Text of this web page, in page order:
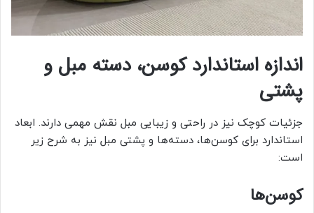
اندازه استاندارد کوسن، دسته مبل و
پشتی
جزئیات کوچک نیز در راحتی و زیبایی مبل نقش مهمی دارند. ابعاد
استاندارد برای کوسن‌ها، دسته‌ها و پشتی مبل نیز به شرح زیر
است:
کوسن‌ها